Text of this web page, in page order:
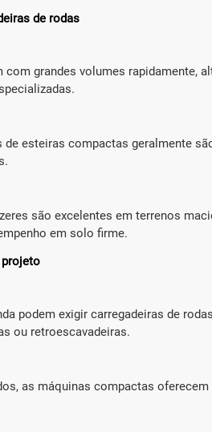
de rodas
com grandes volumes rapidamente,
de esteiras compactas geralmente
são excelentes em terrenos
em solo firme.
projeto
podem exigir carregadeiras de
ou retroescavadeiras.
as máquinas compactas